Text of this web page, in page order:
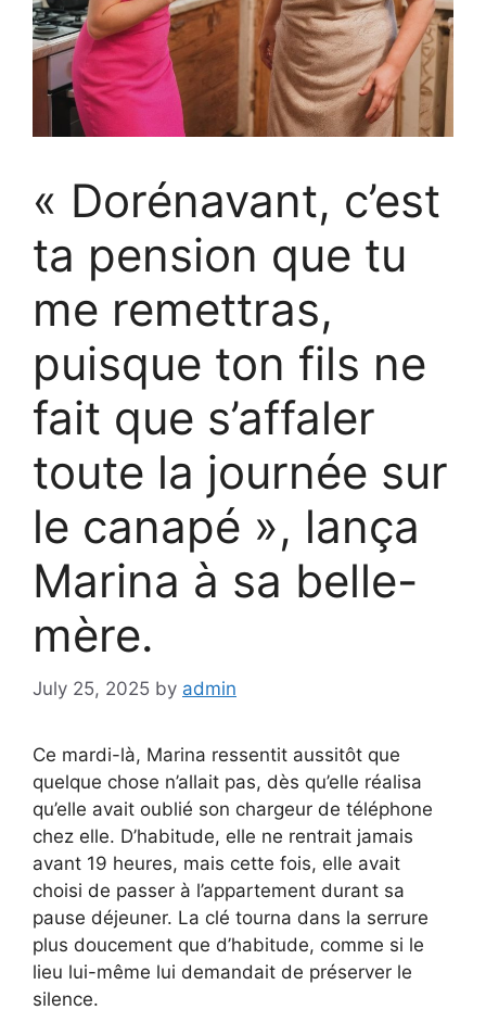
« Dorénavant, c’est
ta pension que tu
me remettras,
puisque ton fils ne
fait que s’affaler
toute la journée sur
le canapé », lança
Marina à sa belle-
mère.
July 25, 2025 by admin
Ce mardi-là, Marina ressentit aussitôt que
quelque chose n’allait pas, dès qu’elle réalisa
qu’elle avait oublié son chargeur de téléphone
chez elle. D’habitude, elle ne rentrait jamais
avant 19 heures, mais cette fois, elle avait
choisi de passer à l’appartement durant sa
pause déjeuner. La clé tourna dans la serrure
plus doucement que d’habitude, comme si le
lieu lui-même lui demandait de préserver le
silence.